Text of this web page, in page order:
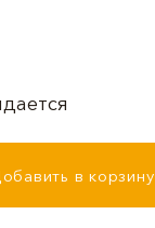
в корзину